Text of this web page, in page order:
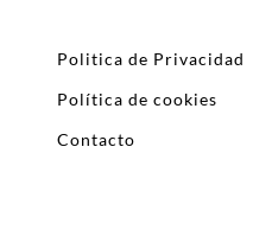
Politica de Privacidad
Política de cookies
Contacto